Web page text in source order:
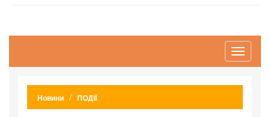
Toggle
Новини ПОДІЇ